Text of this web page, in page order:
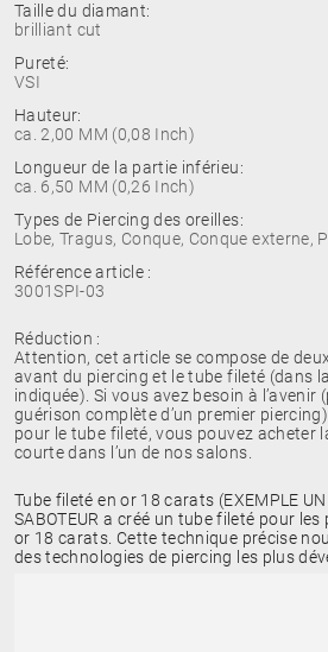
Taille du diamant:
brilliant cut
Pureté:
VSI
Hauteur:
ca. 2,00 MM (0,08 Inch)
Longueur de la partie inférieu:
ca. 6,50 MM (0,26 Inch)
Types de Piercing des oreilles:
Lobe, Tragus, Conque, Conque externe,
Référence article :
3001SPI-03
Réduction :
Attention, cet article se compose de
avant du piercing et le tube fileté (dans
indiquée). Si vous avez besoin à l’avenir
guérison complète d’un premier
pour le tube fileté, vous pouvez acheter
courte dans l’un de nos salons.
Tube fileté en or 18 carats (EXEMPLE
SABOTEUR a créé un tube fileté pour les
or 18 carats. Cette technique précise
des technologies de piercing les plus